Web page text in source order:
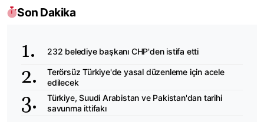
Son Dakika
232 belediye başkanı CHP'den istifa etti
Terörsüz Türkiye'de yasal düzenleme için acele
edilecek
Türkiye, Suudi Arabistan ve Pakistan'dan tarihi
savunma ittifakı